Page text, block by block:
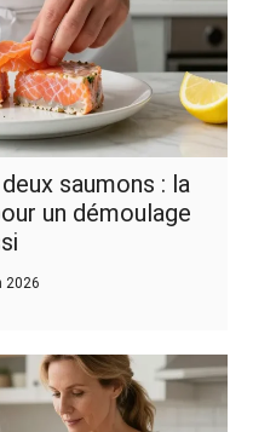
saumons : la
un démoulage
2026